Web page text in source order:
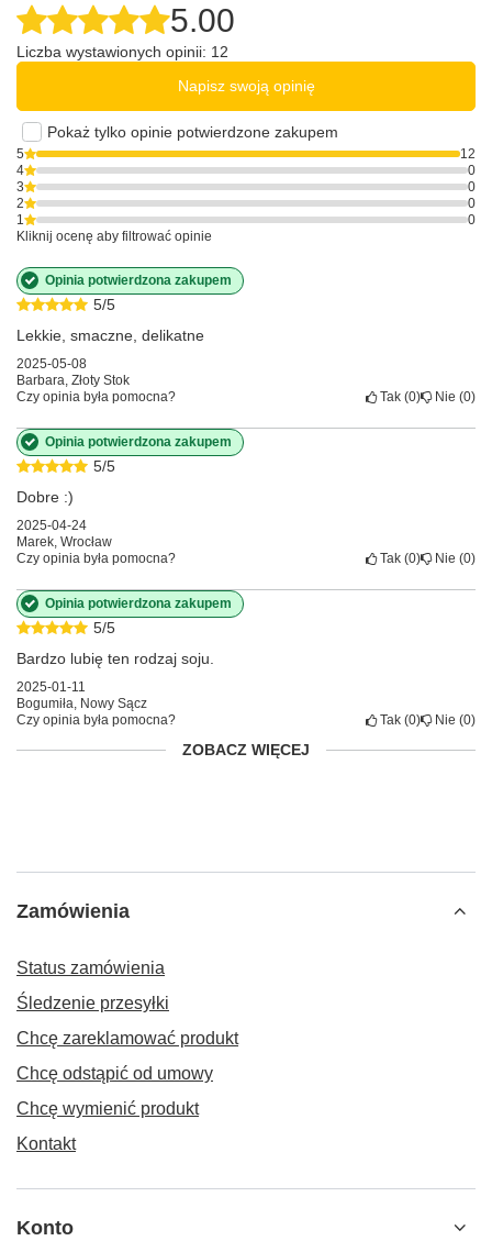
5.00
Liczba wystawionych opinii: 12
Napisz swoją opinię
Pokaż tylko opinie potwierdzone zakupem
5
12
4
0
3
0
2
0
1
0
Kliknij ocenę aby filtrować opinie
5/5
Opinia potwierdzona zakupem
Lekkie, smaczne, delikatne
2025-05-08
Barbara, Złoty Stok
Czy opinia była pomocna?
Tak 0 Nie 0
5/5
Opinia potwierdzona zakupem
Dobre :)
2025-04-24
Marek, Wrocław
Czy opinia była pomocna?
Tak 0 Nie 0
5/5
Opinia potwierdzona zakupem
Bardzo lubię ten rodzaj soju.
2025-01-11
Bogumiła, Nowy Sącz
Czy opinia była pomocna?
Tak 0 Nie 0
ZOBACZ WIĘCEJ
Zamówienia
Status zamówienia
Śledzenie przesyłki
Chcę zareklamować produkt
Chcę odstąpić od umowy
Chcę wymienić produkt
Kontakt
Konto